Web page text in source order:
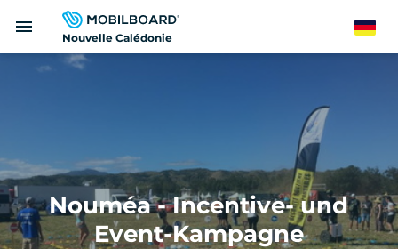
zum
Nouvelle Calédonie
menu German
Nouméa - Incentive- und
Event-Kampagne